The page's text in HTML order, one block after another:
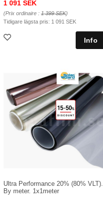
1 091 SEK
(Prix ordinaire : 1 399 SEK)
Tidigare lägsta pris: 1 091 SEK
Ultra Performance 20% (80% VLT).
By meter. 1x1meter